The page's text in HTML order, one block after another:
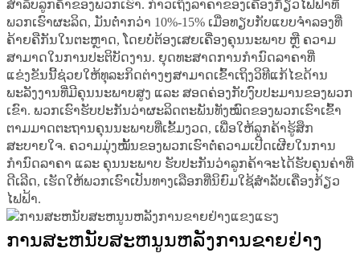
ສຳລັບລູກຄ້າຂອງພວກເຮົາ. ກ່າວເຖິງລາຄາຂອງເຄື່ອງກ້ຽວໄຟຟ້າທີ່
ພວກເຮົາຜະລິດ, ມັນຕ່ຳກວ່າ 10%-15% ເມື່ອທຽບກັບແບບຈຳລອງທີ່
ຄ້າຍຄືກັນໃນຕະຫຼາດ, ໂດຍບໍ່ຕ້ອງເສຍເຄື່ອງຄຸນນະພາບ ຫຼື ຄວາມ
ສາມາດໃນການປະຕິບັດງານ. ຍຸດທະສາດການກຳນົດລາຄາທີ່
ແຂ່ງຂັນນີ້ຊ່ວຍໃຫ້ທຸລະກິດຕ່າງໆສາມາດເຂົ້າເຖິງວິທີແກ້ໄຂດ້ານ
ພະລັງງານທີ່ມີຄຸນນະພາບສູງ ແລະ ສອດຄ່ອງກັບງົບປະມານຂອງພວກ
ເຂົາ. ພວກເຮົາຮັບປະກັນວ່າຜະລິດຕະພັນທັງໝົດຂອງພວກເຮົາເຂົ້າ
ຕາມມາດຕະຖານຄຸນນະພາບທີ່ເຂັ້ມງວດ, ເພື່ອໃຫ້ລູກຄ້າຮູ້ສຶກ
ສະບາຍໃຈ. ຄວາມມຸ່ງໝັ້ນຂອງພວກເຮົາຕໍ່ຄວາມເປີດເຜີຍໃນການ
ກຳນົດລາຄາ ແລະ ຄຸນນະພາບ ຮັບປະກັນວ່າລູກຄ້າຈະໄດ້ຮັບຄຸນຄ່າທີ່
ດີເລີດ, ເຮັດໃຫ້ພວກເຮົາເປັນທາງເລືອກທີ່ນິຍົມໃຊ້ສຳລັບເຄື່ອງກ້ຽວ
ໄຟຟ້າ.
ການສະຫນັບສະຫນູນຫລັງການຂາຍຢ່າງ